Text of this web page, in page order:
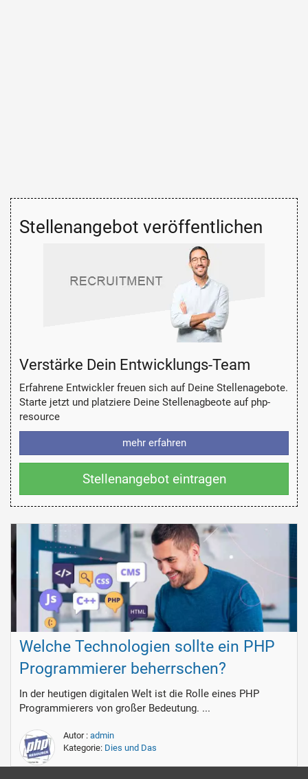
Stellenangebot veröffentlichen
Verstärke Dein Entwicklungs-Team
Erfahrene Entwickler freuen sich auf Deine Stellenagebote.
Starte jetzt und platziere Deine Stellenagbeote auf php-
resource
mehr erfahren
Stellenangebot eintragen
Welche Technologien sollte ein PHP
Programmierer beherrschen?
In der heutigen digitalen Welt ist die Rolle eines PHP
Programmierers von großer Bedeutung. ...
Autor : admin
Kategorie: Dies und Das